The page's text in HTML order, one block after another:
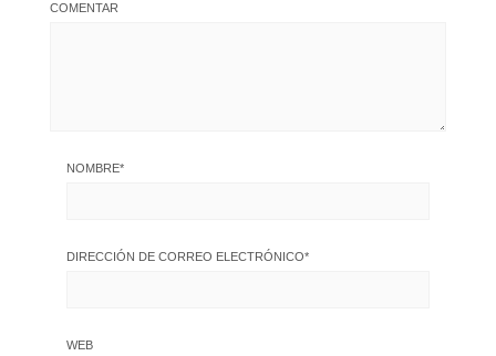
COMENTAR
NOMBRE*
DIRECCIÓN DE CORREO ELECTRÓNICO*
WEB